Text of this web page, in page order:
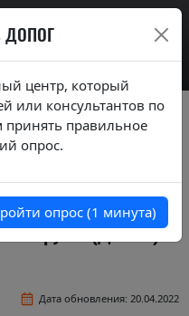
о международной
грузов (ДОПОГ)
Дата обновления: 20.04.2022
ДОПОГ
центр, который
или консультантов по
правильное
опрос.
опрос (1 минута)